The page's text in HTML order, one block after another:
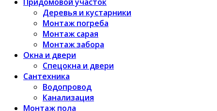
Деревья и кустарники
Монтаж погреба
Монтаж сарая
Монтаж забора
Окна и двери
Спецокна и двери
Сантехника
Водопровод
Канализация
Монтаж пола